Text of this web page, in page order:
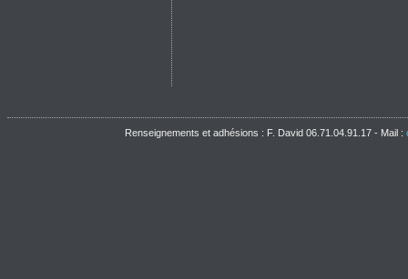
Renseignements et adhésions : F. David 06.71.04.91.17 - Mail :